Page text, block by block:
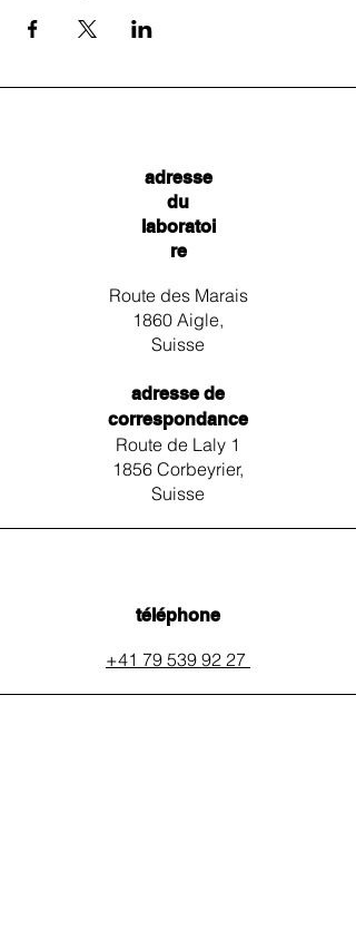
adresse
du
laboratoi
re
Route des Marais
1860 Aigle,
Suisse
adresse de
correspondance
Route de Laly 1
1856 Corbeyrier,
Suisse
téléphone
+41 79 539 92 27